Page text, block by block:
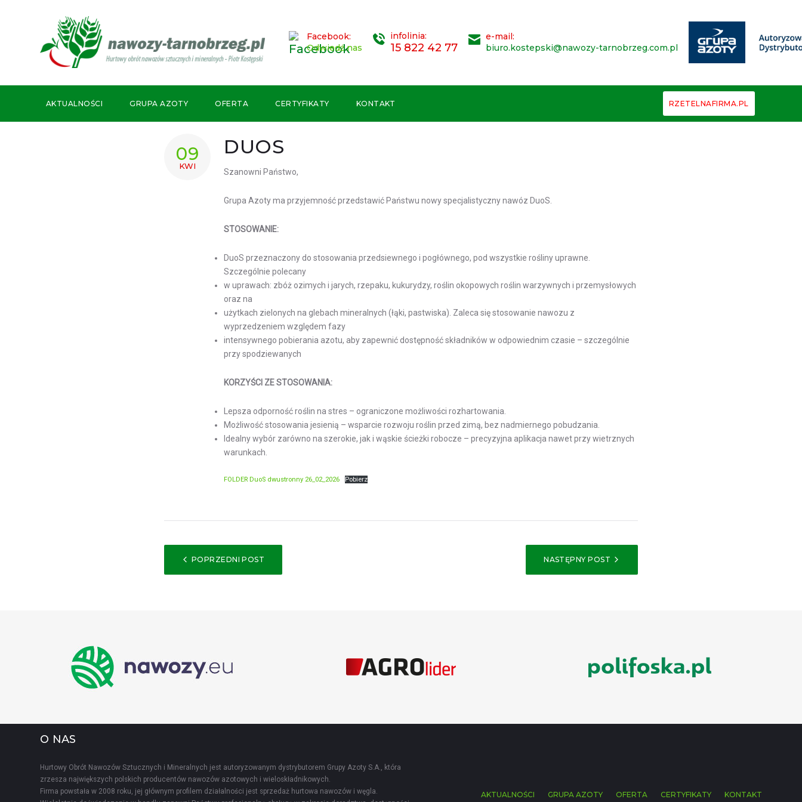
Facebook:
Odwiedź nas
infolinia:
15 822 42 77
e-mail:
biuro.kostepski@nawozy-tarnobrzeg.com.pl
AKTUALNOŚCI GRUPA AZOTY OFERTA CERTYFIKATY KONTAKT RZETELNAFIRMA.PL
09
KWI
DUOS
Szanowni Państwo,
Grupa Azoty ma przyjemność przedstawić Państwu nowy specjalistyczny nawóz DuoS.
STOSOWANIE:
DuoS przeznaczony do stosowania przedsiewnego i pogłównego, pod wszystkie rośliny uprawne.
Szczególnie polecany
w uprawach: zbóż ozimych i jarych, rzepaku, kukurydzy, roślin okopowych roślin warzywnych i przemysłowych
oraz na
użytkach zielonych na glebach mineralnych (łąki, pastwiska). Zaleca się stosowanie nawozu z
wyprzedzeniem względem fazy
intensywnego pobierania azotu, aby zapewnić dostępność składników w odpowiednim czasie – szczególnie
przy spodziewanych
KORZYŚCI ZE STOSOWANIA:
Lepsza odporność roślin na stres – ograniczone możliwości rozhartowania.
Możliwość stosowania jesienią – wsparcie rozwoju roślin przed zimą, bez nadmiernego pobudzania.
Idealny wybór zarówno na szerokie, jak i wąskie ścieżki robocze – precyzyjna aplikacja nawet przy wietrznych
warunkach.
FOLDER DuoS dwustronny 26_02_2026 Pobierz
NAWIGACJA
POPRZEDNI POST NASTĘPNY POST
O NAS
Hurtowy Obrót Nawozów Sztucznych i Mineralnych jest autoryzowanym dystrybutorem Grupy Azoty S.A., która
zrzesza największych polskich producentów nawozów azotowych i wieloskładnikowych.
Firma powstała w 2008 roku, jej głównym profilem działalności jest sprzedaż hurtowa nawozów i węgla.
AKTUALNOŚCI GRUPA AZOTY OFERTA CERTYFIKATY KONTAKT